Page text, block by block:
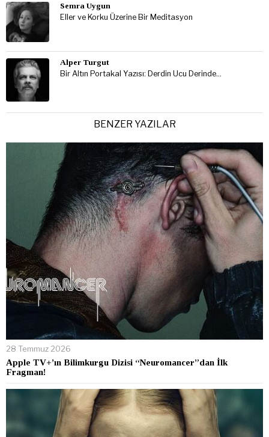
Semra Uygun
Eller ve Korku Üzerine Bir Meditasyon
Alper Turgut
Bir Altın Portakal Yazısı: Derdin Ucu Derinde…
BENZER YAZILAR
28 Temmuz 2026
Apple TV+’ın Bilimkurgu Dizisi “Neuromancer”dan İlk
Fragman!